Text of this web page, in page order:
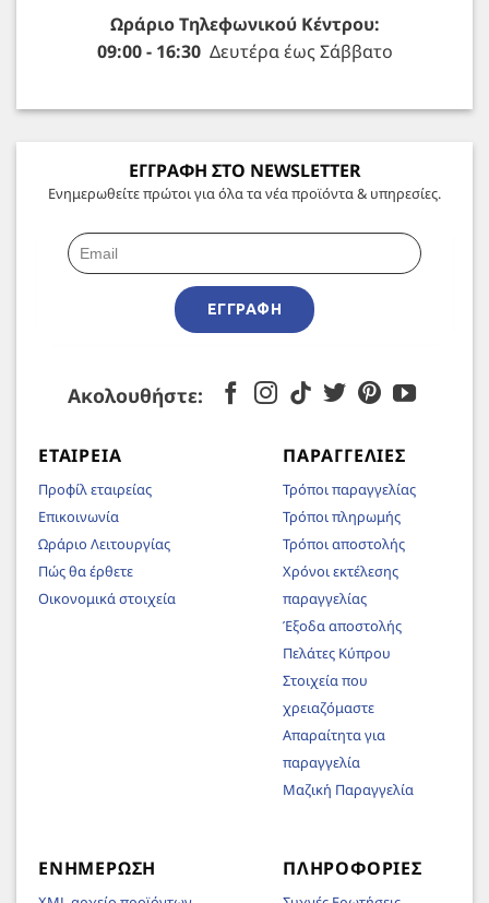
Ωράριο Τηλεφωνικού Κέντρου:
09:00 - 16:30Δευτέρα έως Σάββατο
ΕΓΓΡΑΦΗ ΣΤΟ NEWSLETTER
Ενημερωθείτε πρώτοι για όλα τα νέα προϊόντα & υπηρεσίες.
ΕΓΓΡΑΦΉ
Ακολουθήστε:
ΕΤΑΙΡΕΊΑ
Προφίλ εταιρείας
Επικοινωνία
Ωράριο Λειτουργίας
Πώς θα έρθετε
Οικονομικά στοιχεία
ΠΑΡΑΓΓΕΛΊΕΣ
Τρόποι παραγγελίας
Τρόποι πληρωμής
Τρόποι αποστολής
Χρόνοι εκτέλεσης
παραγγελίας
Έξοδα αποστολής
Πελάτες Κύπρου
Στοιχεία που
χρειαζόμαστε
Απαραίτητα για
παραγγελία
Μαζική Παραγγελία
ΕΝΗΜΈΡΩΣΗ ΠΛΗΡΟΦΟΡΊΕΣ